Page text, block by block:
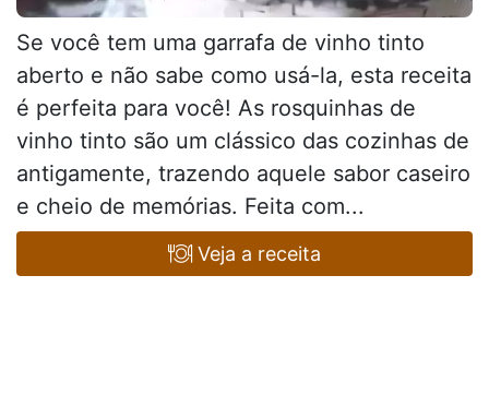
Se você tem uma garrafa de vinho tinto
aberto e não sabe como usá-la, esta receita
é perfeita para você! As rosquinhas de
vinho tinto são um clássico das cozinhas de
antigamente, trazendo aquele sabor caseiro
e cheio de memórias. Feita com...
Veja a receita